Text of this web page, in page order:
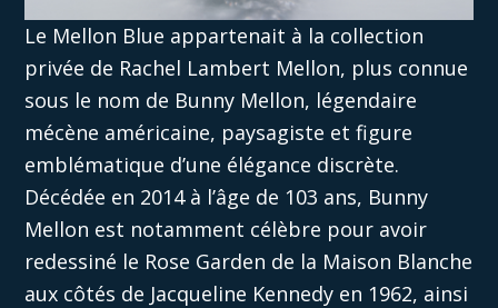
Le Mellon Blue appartenait à la collection
privée de Rachel Lambert Mellon, plus connue
sous le nom de Bunny Mellon, légendaire
mécène américaine, paysagiste et figure
emblématique d’une élégance discrète.
Décédée en 2014 à l’âge de 103 ans, Bunny
Mellon est notamment célèbre pour avoir
redessiné le Rose Garden de la Maison Blanche
aux côtés de Jacqueline Kennedy en 1962, ainsi